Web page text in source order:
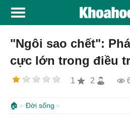
"Ngôi sao chết":
cực lớn trong điều
1 2
🏠 Đời sống